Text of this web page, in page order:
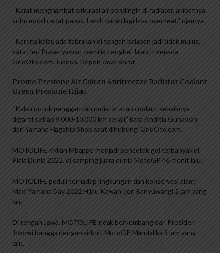
“Karat menghambat sirkulasi air pendingin di radiator, akibatnya
suhu mobil cepat panas. Lebih parah lagi bisa overheat,” ujarnya.
“Karena kalau ada tabrakan di tengah balapan jadi tidak mulus,”
kata Heri Prasetyawan, pemilik bengkel Jalan Ir kepada
GridOto.com. Juanda, Depok Jawa Barat.
Promo Prestone Air Cairan Antifreezze Radiator Coolant
Green Prestone Hijau
“Kalau untuk penggantian radiator atau coolant sebaiknya
diganti setiap 9.000-10.000 km sekali,” kata Anditia Gunawan
dari Yamaha Flagship Shop saat dihubungi GridOto.com.
MOTOLIFE Kylian Mbappe menjadi pencetak gol terbanyak di
Piala Dunia 2022, di samping juara dunia MotoGP 46 menit lalu.
MOTOLIFE peduli terhadap lingkungan dan konservasi alam;
Maxi Yamaha Day 2022 Hijau Kawah Ijen Banyuwangi 2 jam yang
lalu
Di tengah Jawa, MOTOLIFE tidak berkembang dan Presiden
Jokowi bangga dengan sirkuit MotoGP Mandalika 3 jam yang
lalu.